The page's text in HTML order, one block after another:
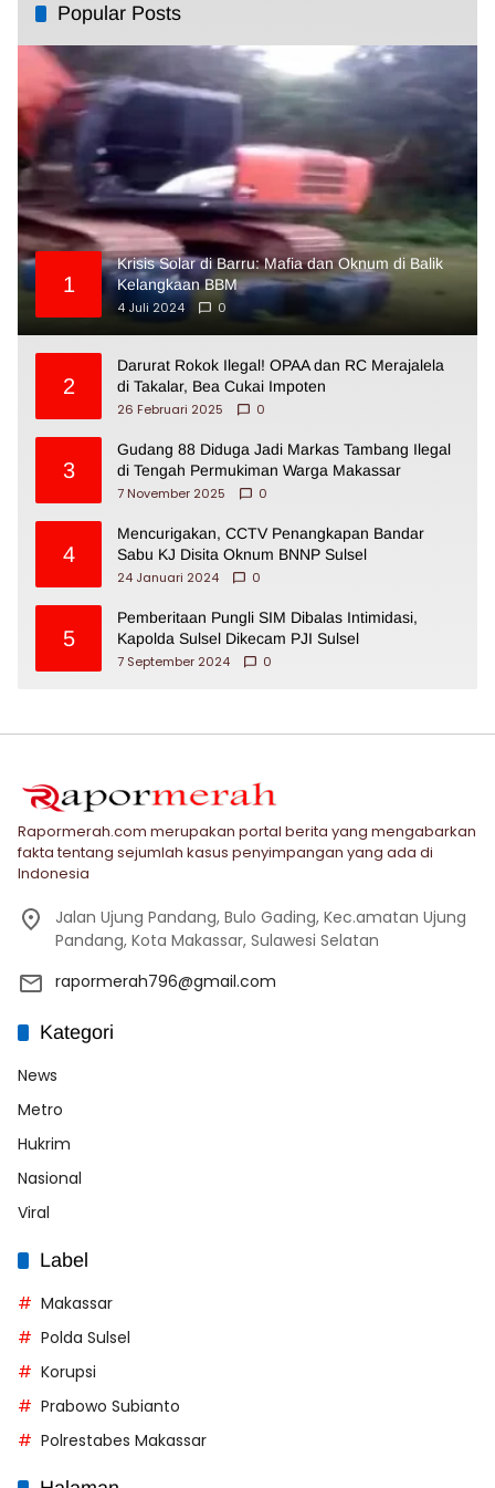
Popular Posts
1
Krisis Solar di Barru: Mafia dan Oknum di Balik
Kelangkaan BBM
4 Juli 2024
0
2
Darurat Rokok Ilegal! OPAA dan RC Merajalela
di Takalar, Bea Cukai Impoten
26 Februari 2025
0
3
Gudang 88 Diduga Jadi Markas Tambang Ilegal
di Tengah Permukiman Warga Makassar
7 November 2025
0
4
Mencurigakan, CCTV Penangkapan Bandar
Sabu KJ Disita Oknum BNNP Sulsel
24 Januari 2024
0
5
Pemberitaan Pungli SIM Dibalas Intimidasi,
Kapolda Sulsel Dikecam PJI Sulsel
7 September 2024
0
Rapormerah.com merupakan portal berita yang mengabarkan
fakta tentang sejumlah kasus penyimpangan yang ada di
Indonesia
Jalan Ujung Pandang, Bulo Gading, Kec.amatan Ujung
Pandang, Kota Makassar, Sulawesi Selatan
rapormerah796@gmail.com
Kategori
News
Metro
Hukrim
Nasional
Viral
Label
Makassar
Polda Sulsel
Korupsi
Prabowo Subianto
Polrestabes Makassar